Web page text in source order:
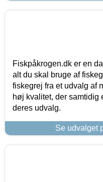
Fiskpåkrogen.dk er en
alt du skal bruge af
fiskegrej fra et udvalg af
høj kvalitet, der samtidig
deres udvalg.
Se udvalget